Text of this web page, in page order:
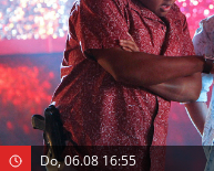
Do, 06.08 16:55